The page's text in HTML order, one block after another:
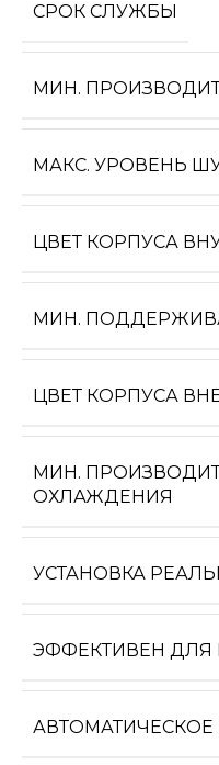
СРОК СЛУЖБЫ
МИН.
МАКС. УРОВЕНЬ
ЦВЕТ КОРПУСА
МИН.
ЦВЕТ КОРПУСА
МИН.
ОХЛАЖДЕНИЯ
УСТАНОВКА
ЭФФЕКТИВЕН